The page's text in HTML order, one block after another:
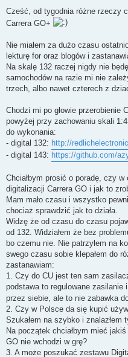
s
Cześć, od tygodnia różne rzeczy
Carrera GO+
Nie miałem za dużo czasu
lekturę for oraz blogów i
Na skalę 132 raczej nigdy nie
samochodów na razie mi nie
trzech, albo nawet czterech z
Chodzi mi po głowie przerobienie
powyżej przy zachowaniu skali
do wykonania:
- digital 132: http://
- digital 143: https://github.com/
Chciałbym prosić o poradę, czy w
digitalizacji Carrera GO i jak to
Mam mało czasu i wszystko
chociaż sprawdzić jak to działa.
Widzę że od czasu do czasu
od 132. Widziałem że bez
bo czemu nie. Nie patrzyłem na
swego czasu sobie klepałem do
zastanawiam:
1. Czy do CU jest ten sam
podstawa to regulowane
przez siebie, ale to nie zabawka
2. Czy w Polsce da się kupić
Szukałem na szybko i znalazłem
Na początek chciałbym mieć
GO nie wchodzi w grę?
3. A może poszukać zestawu